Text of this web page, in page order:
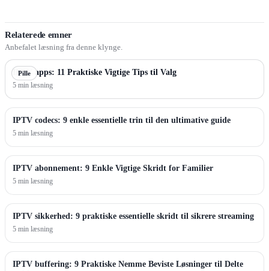
Relaterede emner
Anbefalet læsning fra denne klynge.
Pille
IPTV apps: 11 Praktiske Vigtige Tips til Valg
5 min læsning
IPTV codecs: 9 enkle essentielle trin til den ultimative guide
5 min læsning
IPTV abonnement: 9 Enkle Vigtige Skridt for Familier
5 min læsning
IPTV sikkerhed: 9 praktiske essentielle skridt til sikrere streaming
5 min læsning
IPTV buffering: 9 Praktiske Nemme Beviste Løsninger til Delte